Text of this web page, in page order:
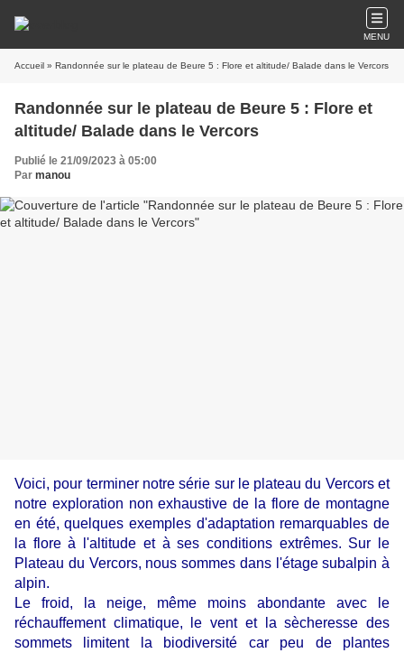
MENU
Accueil » Randonnée sur le plateau de Beure 5 : Flore et altitude/ Balade dans le Vercors
Randonnée sur le plateau de Beure 5 : Flore et
altitude/ Balade dans le Vercors
Publié le 21/09/2023 à 05:00
Par manou
Voici, pour terminer notre série sur le plateau du Vercors et
notre exploration non exhaustive de la flore de montagne
en été,quelques exemples d'adaptation remarquables de
la flore à l'altitude et à ses conditions extrêmes. Sur le
Plateau du Vercors, nous sommes dans l'étage subalpin à
alpin.
Le froid, la neige, même moins abondante avec le
réchauffement climatique, le vent et la sècheresse des
sommets limitent la biodiversité car peu de plantes